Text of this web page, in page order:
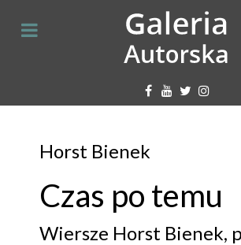
Horst Bienek
Czas po temu
Wiersze Horst Bienek,